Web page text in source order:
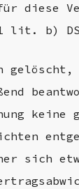
diese
b)
keine
sich